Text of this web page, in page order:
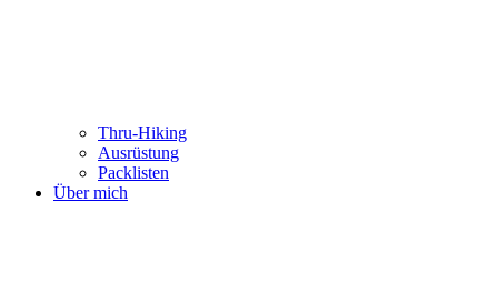
Thru-Hiking
Ausrüstung
Packlisten
Über mich